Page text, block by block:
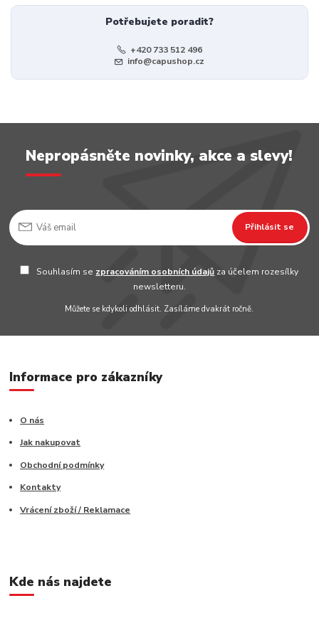
Potřebujete poradit?
+420 733 512 496
info@capushop.cz
Nepropásněte novinky, akce a slevy!
Přihlásit se
Souhlasím se zpracováním osobních údajů za účelem rozesílky
newsletteru.
Můžete se kdykoli odhlásit. Zasíláme dvakrát ročně.
Informace pro zákazníky
O nás
Jak nakupovat
Obchodní podmínky
Kontakty
Vrácení zboží / Reklamace
Kde nás najdete